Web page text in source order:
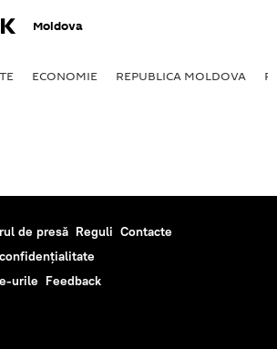
Moldova
ECONOMIE REPUBLICA MOLDOVA
de presă Reguli Contacte
urile Feedback